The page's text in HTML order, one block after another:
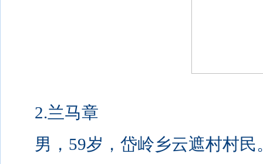
2.兰马章
男，59岁，岱岭乡云遮村村民